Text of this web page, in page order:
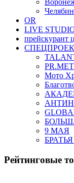
OR
LIVE
прейскурант
Мото
9 МАЯ
Рейтинговые